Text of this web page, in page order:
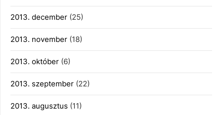
2013. december (25)
2013. november (18)
2013. október (6)
2013. szeptember (22)
2013. augusztus (11)